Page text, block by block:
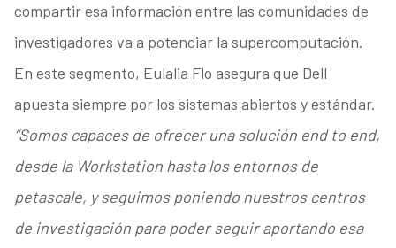
compartir esa información entre las comunidades de
investigadores va a potenciar la supercomputación.
En este segmento, Eulalia Flo asegura que Dell
apuesta siempre por los sistemas abiertos y estándar.
“Somos capaces de ofrecer una solución end to end,
desde la Workstation hasta los entornos de
petascale, y seguimos poniendo nuestros centros
de investigación para poder seguir aportando esa